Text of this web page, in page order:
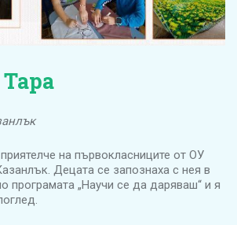
на първокласниците от ОУ
Децата се запознаха с нея в
програмата „Научи се да даряваш“ и я